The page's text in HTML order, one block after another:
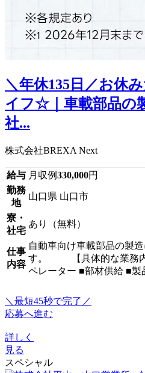
＼年休135日／お休
イフ☆｜車載部品の
社...
株式会社BREXA Next
給与 月収例330,000円
勤務
地
山口県 山口市
寮・
社宅
あり（無料）
仕事
内容
自動車向け車載部品の製
す。 【具体的な業務内
ペレーター ■部材供給 ■製
＼最短45秒で完了／
応募へ進む
詳しく
見る
スペシャル